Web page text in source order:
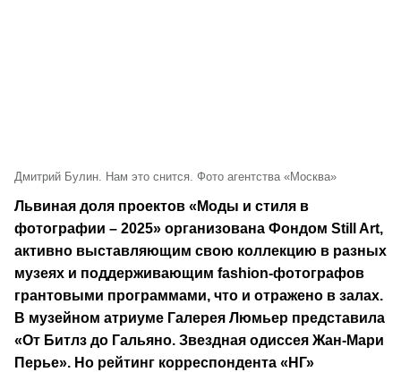
Дмитрий Булин. Нам это снится. Фото агентства «Москва»
Львиная доля проектов «Моды и стиля в
фотографии – 2025» организована Фондом Still Art,
активно выставляющим свою коллекцию в разных
музеях и поддерживающим fashion-фотографов
грантовыми программами, что и отражено в залах.
В музейном атриуме Галерея Люмьер представила
«От Битлз до Гальяно. Звездная одиссея Жан-Мари
Перье». Но рейтинг корреспондента «НГ»